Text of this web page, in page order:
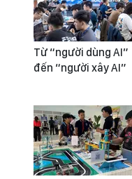
Từ “người dùng AI”
đến “người xây AI”